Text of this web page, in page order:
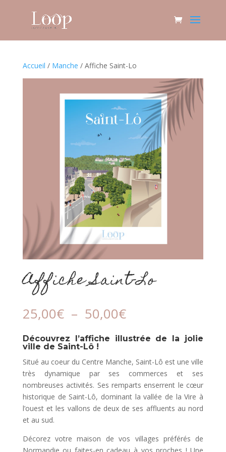
Accueil / Manche / Affiche Saint-Lo
Affiche Saint-Lo
25,00€ – 50,00€Plage
de
prix :
à
50,00€
Découvrez l’affiche illustrée de la jolie
ville de Saint-Lô !
Situé au coeur du Centre Manche, Saint-Lô est une ville
très dynamique par ses commerces et ses
nombreuses activités. Ses remparts enserrent le cœur
historique de Saint-Lô, dominant la vallée de la Vire à
l’ouest et les vallons de deux de ses affluents au nord
et au sud.
Décorez votre maison de vos villages préférés de